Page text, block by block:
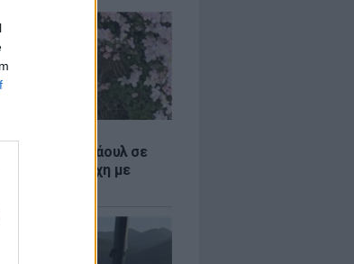
Σίντνεϊ Τάουλ σε
έπειτα από μάχη με